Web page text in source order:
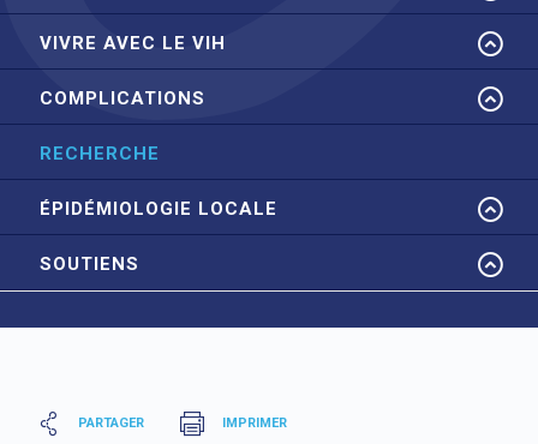
VIVRE AVEC LE VIH
COMPLICATIONS
RECHERCHE
ÉPIDÉMIOLOGIE LOCALE
SOUTIENS
PARTAGER IMPRIMER